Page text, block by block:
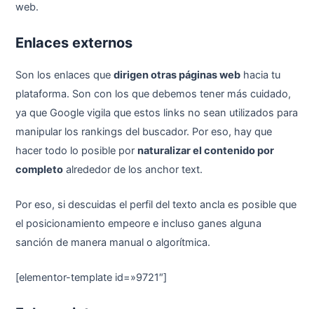
web.
Enlaces externos
Son los enlaces quedirigen otras páginas web hacia tu
plataforma. Son con los que debemos tener más cuidado,
ya que Google vigila que estos links no sean utilizados para
manipular los rankings del buscador. Por eso, hay que
hacer todo lo posible pornaturalizar el contenido por
completo alrededor de los anchor text.
Por eso, si descuidas el perfil del texto ancla es posible que
el posicionamiento empeore e incluso ganes alguna
sanción de manera manual o algorítmica.
[elementor-template id=»9721″]